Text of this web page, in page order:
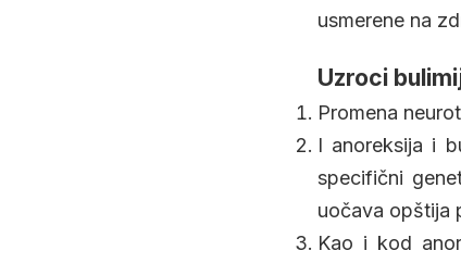
usmerene na
Uzroci
Promena
I anoreksija i
specifični
uočava opštija
Kao i kod